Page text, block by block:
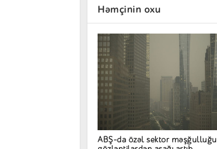
Həmçinin oxu
ABŞ-da özəl sektor məşğulluğu